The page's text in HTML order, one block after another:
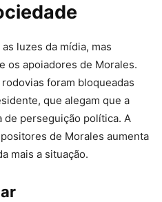
luzes da mídia, mas
os apoiadores de Morales.
foram bloqueadas
que alegam que a
de perseguição política. A
de Morales aumenta
mais a situação.